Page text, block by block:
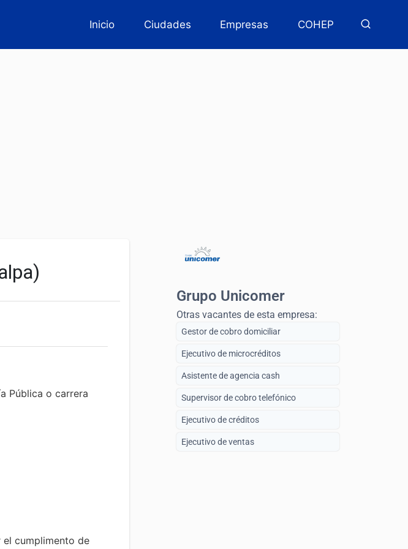
Inicio Ciudades Empresas COHEP
Grupo Unicomer
Otras vacantes de esta empresa:
Gestor de cobro domiciliar
Ejecutivo de microcréditos
Asistente de agencia cash
Supervisor de cobro telefónico
Ejecutivo de créditos
Ejecutivo de ventas